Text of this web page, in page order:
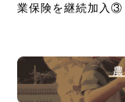
業保険を継続加入③